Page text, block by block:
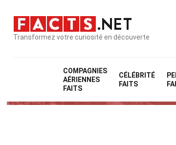
Transformez votre curiosité en découverte
COMPAGNIES
AÉRIENNES
FAITS
CÉLÉBRITÉ
FAITS